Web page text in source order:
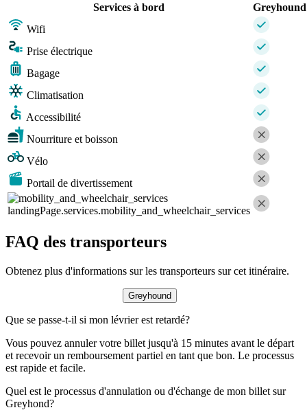
Services à bord
Greyhound
Wifi
Prise électrique
Bagage
Climatisation
Accessibilité
Nourriture et boisson
Vélo
Portail de divertissement
landingPage.services.mobility_and_wheelchair_services
FAQ des transporteurs
Obtenez plus d'informations sur les transporteurs sur cet itinéraire.
Greyhound
Que se passe-t-il si mon lévrier est retardé?
Vous pouvez annuler votre billet jusqu'à 15 minutes avant le départ
et recevoir un remboursement partiel en tant que bon. Le processus
est rapide et facile.
Quel est le processus d'annulation ou d'échange de mon billet sur
Greyhond?